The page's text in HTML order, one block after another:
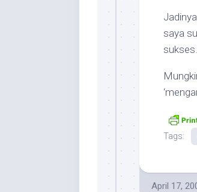
saya
Tags:
April 17,